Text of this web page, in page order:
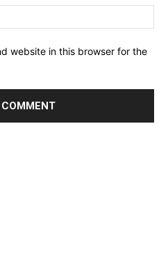
website in this browser for the